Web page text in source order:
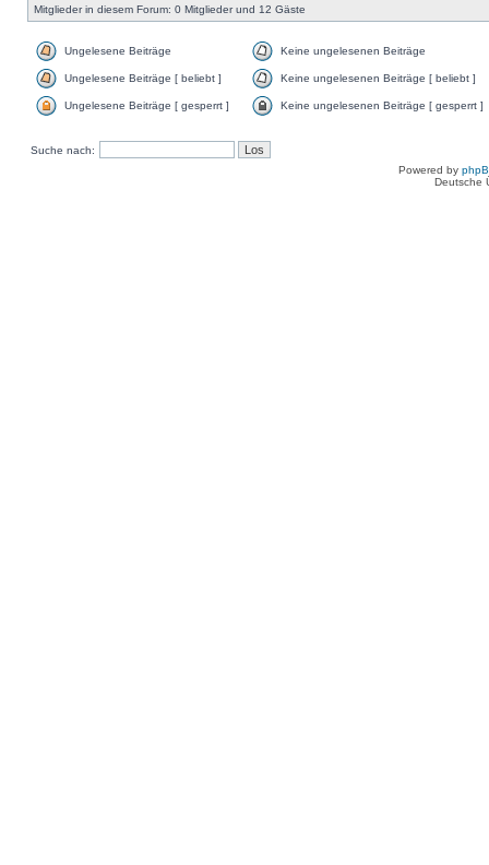
Mitglieder in diesem Forum: 0 Mitglieder und 12 Gäste
Ungelesene Beiträge Keine ungelesenen Beiträge
Ungelesene Beiträge [ beliebt ] Keine ungelesenen Beiträge [ beliebt ]
Ungelesene Beiträge [ gesperrt ] Keine ungelesenen Beiträge [ gesperrt ]
Suche nach:
Powered by
Deutsche